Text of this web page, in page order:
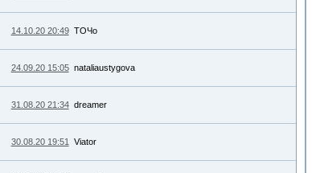
14.10.20 20:49 ТОЧо
24.09.20 15:05 nataliaustygova
31.08.20 21:34 dreamer
30.08.20 19:51 Viator